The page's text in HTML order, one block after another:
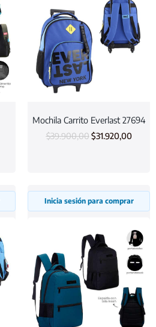
Mochila Carrito Everlast 27694
$39.900,00 $31.920,00
Inicia sesión para comprar